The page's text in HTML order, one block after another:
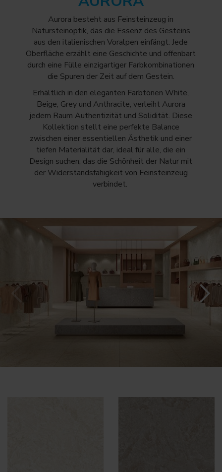
Aurora besteht aus Feinsteinzeug in
Natursteinoptik, das die Essenz des Gesteins
aus den italienischen Voralpen einfängt. Jede
Oberfläche erzählt eine Geschichte und offenbart
durch eine Fülle einzigartiger Farbkombinationen
die Spuren der Zeit auf dem Gestein.
Erhältlich in den eleganten Farbtönen White,
Beige, Grey und Anthracite, verleiht Aurora
jedem Raum Authentizität und Solidität. Diese
Kollektion stellt eine perfekte Balance
zwischen einer essentiellen Ästhetik und einer
tiefen Materialität dar, ideal für alle, die ein
Design suchen, das die Schönheit der Natur mit
der Widerstandsfähigkeit von Feinsteinzeug
verbindet.